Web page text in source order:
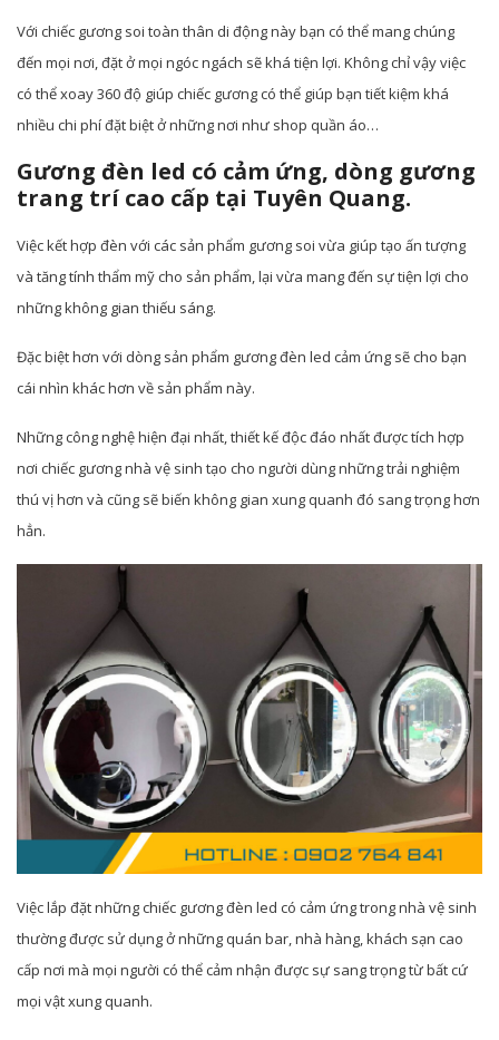
Với chiếc gương soi toàn thân di động này bạn có thể mang chúng
đến mọi nơi, đặt ở mọi ngóc ngách sẽ khá tiện lợi. Không chỉ vậy việc
có thể xoay 360 độ giúp chiếc gương có thể giúp bạn tiết kiệm khá
nhiều chi phí đặt biệt ở những nơi như shop quần áo…
Gương đèn led có cảm ứng, dòng gương
trang trí cao cấp tại Tuyên Quang.
Việc kết hợp đèn với các sản phẩm gương soi vừa giúp tạo ấn tượng
và tăng tính thẩm mỹ cho sản phẩm, lại vừa mang đến sự tiện lợi cho
những không gian thiếu sáng.
Đặc biệt hơn với dòng sản phẩm gương đèn led cảm ứng sẽ cho bạn
cái nhìn khác hơn về sản phẩm này.
Những công nghệ hiện đại nhất, thiết kế độc đáo nhất được tích hợp
nơi chiếc gương nhà vệ sinh tạo cho người dùng những trải nghiệm
thú vị hơn và cũng sẽ biến không gian xung quanh đó sang trọng hơn
hẳn.
Việc lắp đặt những chiếc gương đèn led có cảm ứng trong nhà vệ sinh
thường được sử dụng ở những quán bar, nhà hàng, khách sạn cao
cấp nơi mà mọi người có thể cảm nhận được sự sang trọng từ bất cứ
mọi vật xung quanh.